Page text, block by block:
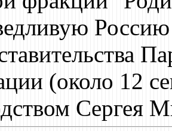
(около 12
Сергея